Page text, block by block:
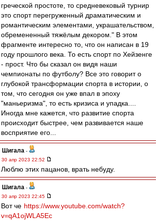
греческой простоте, то средневековый турнир
это спорт перегруженный драматическим и
романтическим элементами, украшательством,
обремененный тяжёлым декором." В этом
фрагменте интересно то, что он написан в 19
году прошлого века. То есть спорт по Хейзенге
- прост. Что бы сказал он видя наши
чемпионаты по футболу? Все это говорит о
глубокой трансформации спорта в истории, о
том, что сегодня он уже впал в эпоху
"маньеризма", то есть кризиса и упадка....
Иногда мне кажется, что развитие спорта
происходит быстрее, чем развивается наше
восприятие его...
Шигала -
30 апр 2023 22:52
Люблю этих пацанов, врать небуду.
Шигала -
30 апр 2023 22:45
Вот че https://www.youtube.com/watch?
v=qA1ojWLA5Ec